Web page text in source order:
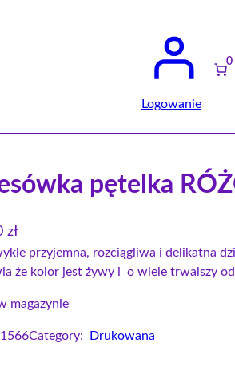
Logowanie
0
pętelka
zł
przyjemna, rozciągliwa i delikatna
że kolor jest żywy i o wiele trwalszy
magazynie
1566Category: Drukowana